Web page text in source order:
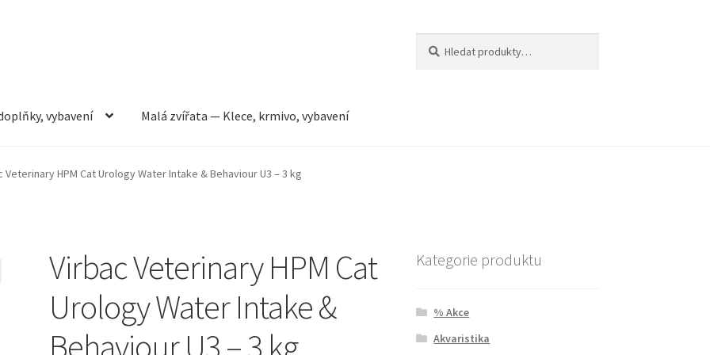
vybavení Malá zvířata — Klece, krmivo, vybavení
vybavení Můj účet Obchod Pokladna Vše pro kočky
Veterinary HPM Cat Urology Water Intake & Behaviour U3 – 3 kg
Virbac Veterinary HPM Cat
Urology Water Intake &
Behaviour U3 – 3 kg
Kategorie produktu
% Akce
Akvaristika